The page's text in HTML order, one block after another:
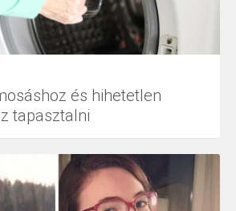
és hihetetlen
tapasztalni